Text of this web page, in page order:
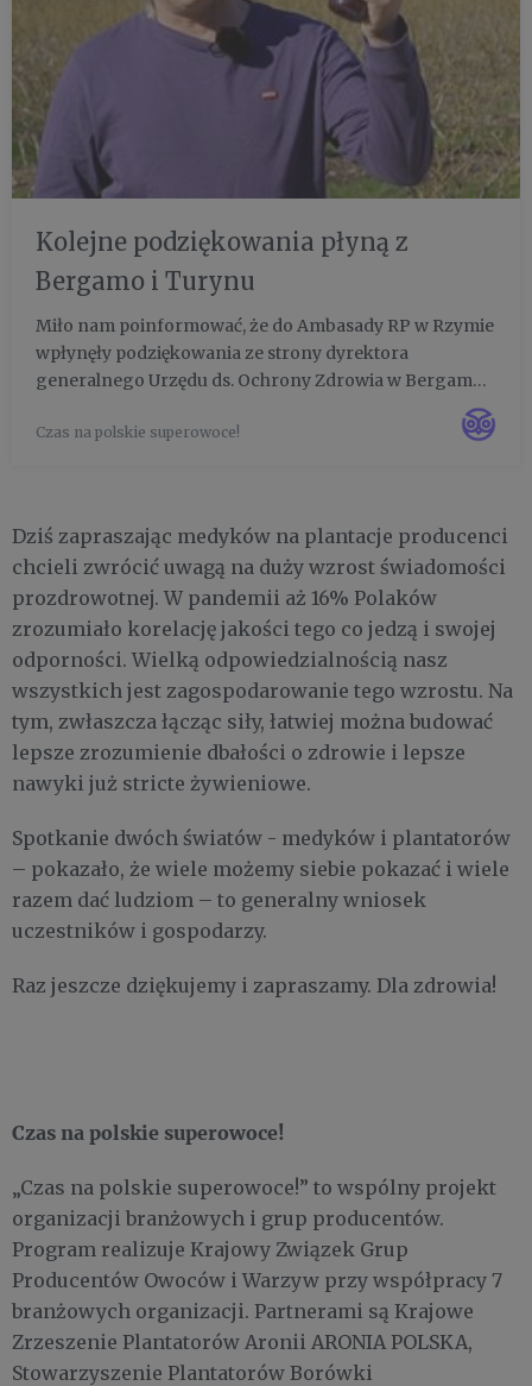
Kolejne podziękowania płyną z
Bergamo i Turynu
Miło nam poinformować, że do Ambasady RP w Rzymie
wpłynęły podziękowania ze strony dyrektora
generalnego Urzędu ds. Ochrony Zdrowia w Bergamo
Papa Giovanni XXIII w Turynie, do którego trafiły
Czas na polskie superowoce!
Dziś zapraszając medyków na plantacje producenci
chcieli zwrócić uwagą na duży wzrost świadomości
prozdrowotnej. W pandemii aż 16% Polaków
zrozumiało korelację jakości tego co jedzą i swojej
odporności. Wielką odpowiedzialnością nasz
wszystkich jest zagospodarowanie tego wzrostu. Na
tym, zwłaszcza łącząc siły, łatwiej można budować
lepsze zrozumienie dbałości o zdrowie i lepsze
nawyki już stricte żywieniowe.
Spotkanie dwóch światów - medyków i plantatorów
– pokazało, że wiele możemy siebie pokazać i wiele
razem dać ludziom – to generalny wniosek
uczestników i gospodarzy.
Raz jeszcze dziękujemy i zapraszamy. Dla zdrowia!
Czas na polskie superowoce!
„Czas na polskie superowoce!” to wspólny projekt
organizacji branżowych i grup producentów.
Program realizuje Krajowy Związek Grup
Producentów Owoców i Warzyw przy współpracy 7
branżowych organizacji. Partnerami są Krajowe
Zrzeszenie Plantatorów Aronii ARONIA POLSKA,
Stowarzyszenie Plantatorów Borówki